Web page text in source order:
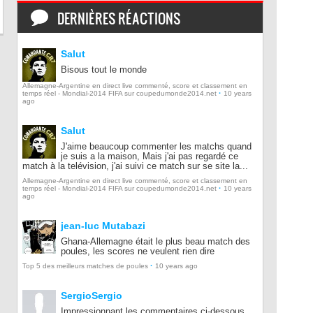
DERNIÈRES RÉACTIONS
Salut
Bisous tout le monde
Allemagne-Argentine en direct live commenté, score et classement en
temps réel - Mondial-2014 FIFA sur coupedumonde2014.net · 10 years
ago
Salut
J'aime beaucoup commenter les matchs quand
je suis a la maison, Mais j'ai pas regardé ce
match à la telévision, j'ai suivi ce match sur se site la...
Allemagne-Argentine en direct live commenté, score et classement en
temps réel - Mondial-2014 FIFA sur coupedumonde2014.net · 10 years
ago
jean-luc Mutabazi
Ghana-Allemagne était le plus beau match des
poules, les scores ne veulent rien dire
Top 5 des meilleurs matches de poules · 10 years ago
SergioSergio